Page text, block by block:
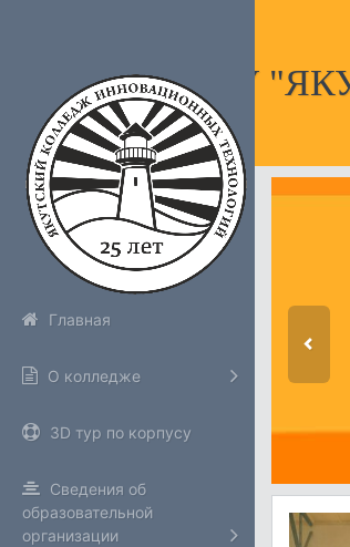
НПОУ
Главная
О колледже
3D тур по корпусу
Сведения об
образовательной
организации